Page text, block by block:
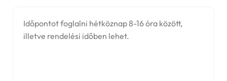
Időpontot foglalni hétköznap 8-16 óra között,
illetve rendelési időben lehet.